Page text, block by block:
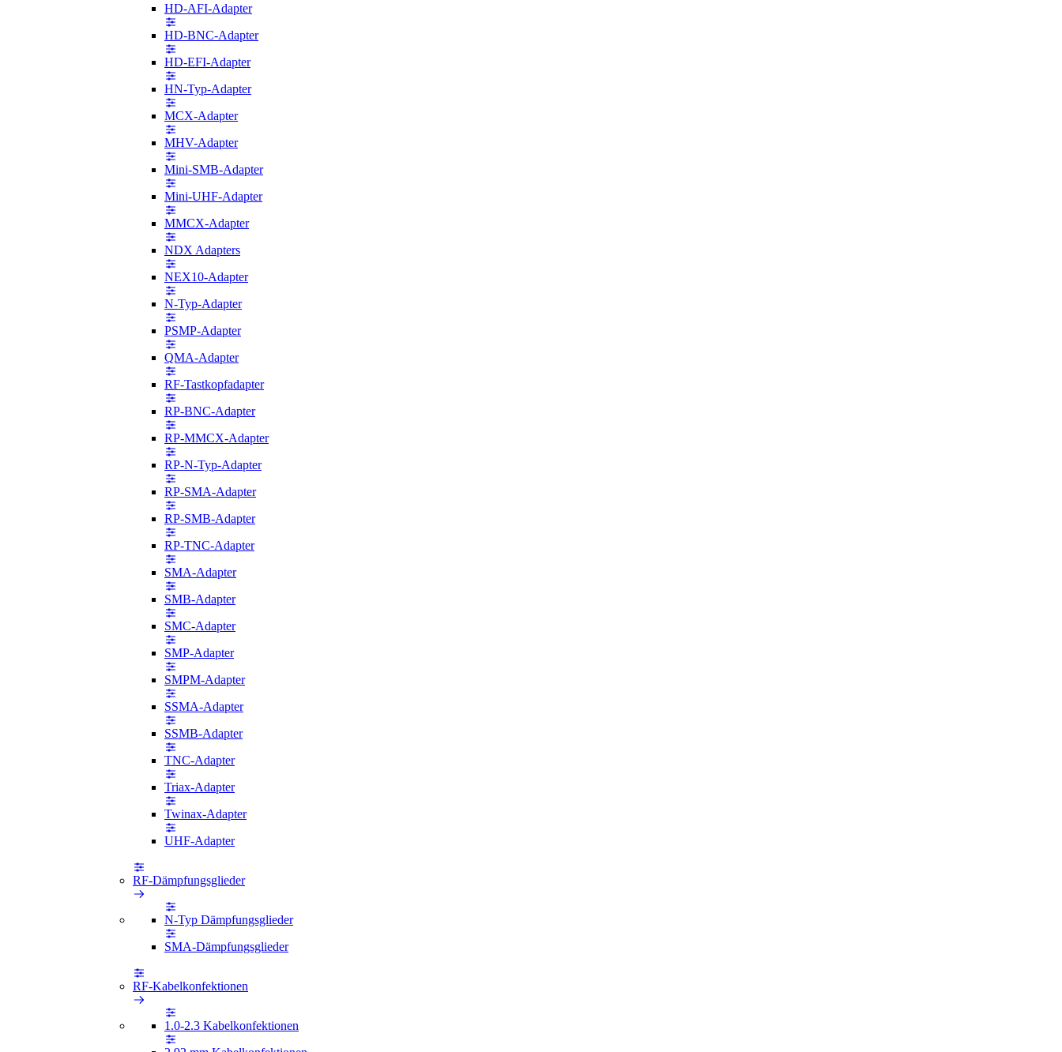
HD-AFI-Adapter
HD-BNC-Adapter
HD-EFI-Adapter
HN-Typ-Adapter
MCX-Adapter
MHV-Adapter
Mini-SMB-Adapter
Mini-UHF-Adapter
MMCX-Adapter
NDX Adapters
NEX10-Adapter
N-Typ-Adapter
PSMP-Adapter
QMA-Adapter
RF-Tastkopfadapter
RP-BNC-Adapter
RP-MMCX-Adapter
RP-N-Typ-Adapter
RP-SMA-Adapter
RP-SMB-Adapter
RP-TNC-Adapter
SMA-Adapter
SMB-Adapter
SMC-Adapter
SMP-Adapter
SMPM-Adapter
SSMA-Adapter
SSMB-Adapter
TNC-Adapter
Triax-Adapter
Twinax-Adapter
UHF-Adapter
RF-Dämpfungsglieder
N-Typ Dämpfungsglieder
SMA-Dämpfungsglieder
RF-Kabelkonfektionen
1.0-2.3 Kabelkonfektionen